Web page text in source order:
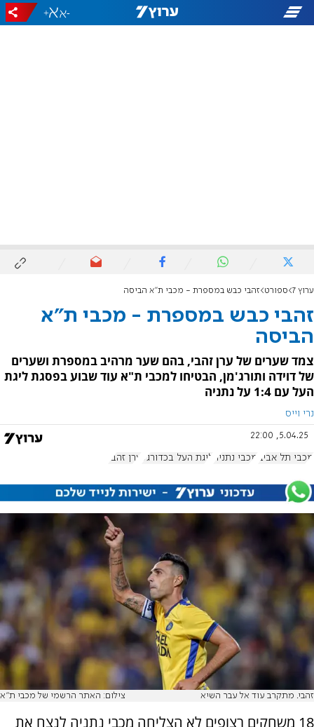
-
+
ערוץ 7 ספורט זהבי כבש במספרת - מכבי ת"א הביסה
זהבי כבש במספרת - מכבי ת"א
הביסה
צמד שערים של ערן זהבי, בהם שער מרהיב במספרת ושערים
של דוידה ותורג'מן, הבטיחו למכבי ת"א עוד שבוע בפסגת ליגת
העל עם 1:4 על נתניה
נרי וייס
5.04.25, 22:00
מכבי תל אביב מכבי נתניה ליגת העל בכדורגל ערן זהבי
זהבי. מתקרב עוד אל עבר השיא צילום: האתר הרשמי של מכבי ת"א
18 משחקים רצופים לא הצליחה מכבי נתניה לנצח את